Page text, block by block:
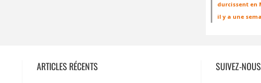
durcissent en
il y a une
ARTICLES RÉCENTS SUIVEZ-NOUS